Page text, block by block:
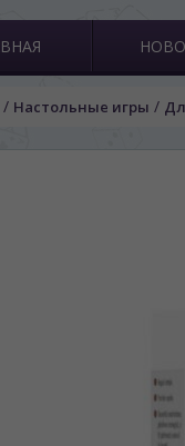
/ Настольные игры /